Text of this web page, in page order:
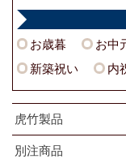
お歳暮 お中
新築祝い
内
虎竹製品
別注商品